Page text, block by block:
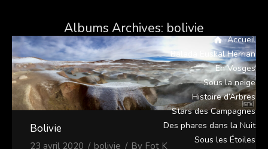
Accueil
Balada Euskal Herrian
En Vosges
Sous la neige
Histoire d’Arbres
Stars des Campagnes
Des phares dans la Nuit
Sous les Étoiles
Albums Archives: bolivie
Bolivie
23 avril 2020 bolivie By Fot K